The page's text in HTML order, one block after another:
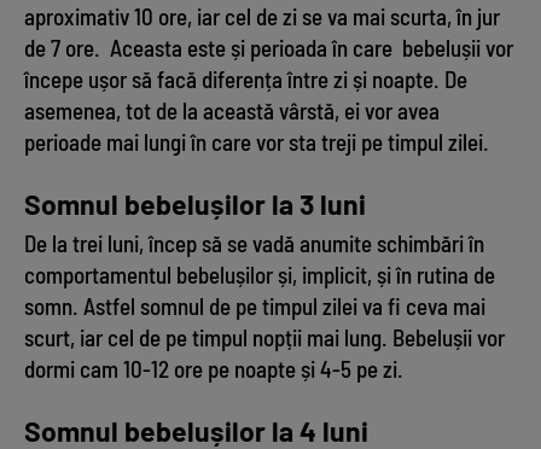
aproximativ 10 ore, iar cel de zi se va mai scurta, în jur
de 7 ore. Aceasta este și perioada în care bebelușii vor
începe ușor să facă diferența între zi și noapte. De
asemenea, tot de la această vârstă, ei vor avea
perioade mai lungi în care vor sta treji pe timpul zilei.
Somnul bebelușilor la 3 luni
De la trei luni, încep să se vadă anumite schimbări în
comportamentul bebelușilor și, implicit, și în rutina de
somn. Astfel somnul de pe timpul zilei va fi ceva mai
scurt, iar cel de pe timpul nopții mai lung. Bebelușii vor
dormi cam 10-12 ore pe noapte și 4-5 pe zi.
Somnul bebelușilor la 4 luni